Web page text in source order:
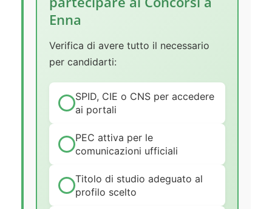
Enna
Verifica di avere tutto il necessario
per candidarti:
SPID, CIE o CNS per accedere
ai portali
PEC attiva per le
comunicazioni ufficiali
Titolo di studio adeguato al
profilo scelto